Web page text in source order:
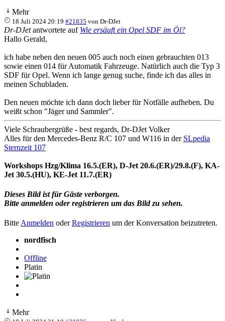
Mehr
18 Juli 2024 20:19 #21835 vonDr-DJet
Dr-DJetantwortete auf Wie ersäuft ein Opel SDF im Öl?
Hallo Gerald,
ich habe neben den neuen 005 auch noch einen gebrauchten 013
sowie einen 014 für Automatik Fahrzeuge. Natürlich auch die Typ 3
SDF für Opel. Wenn ich lange genug suche, finde ich das alles in
meinen Schubladen.
Den neuen möchte ich dann doch lieber für Notfälle aufheben. Du
weißt schon "Jäger und Sammler".
Viele Schraubergrüße - best regards, Dr-DJet Volker
Alles für den Mercedes-Benz R/C 107 und W116 in der SLpedia
Sternzeit 107
Workshops Hzg/Klima 16.5.(ER), D-Jet 20.6.(ER)/29.8.(F), KA-
Jet 30.5.(HU), KE-Jet 11.7.(ER)
Dieses Bild ist für Gäste verborgen.
Bitte anmelden oder registrieren um das Bild zu sehen.
Bitte Anmelden oderRegistrieren um der Konversation beizutreten.
nordfisch
Offline
Platin
Mehr